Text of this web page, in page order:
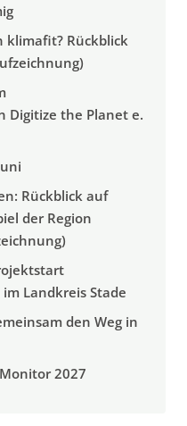
klimafit? Rückblick
Digitize the Planet e.
Rückblick auf
der Region
Landkreis Stade
den Weg in
2027